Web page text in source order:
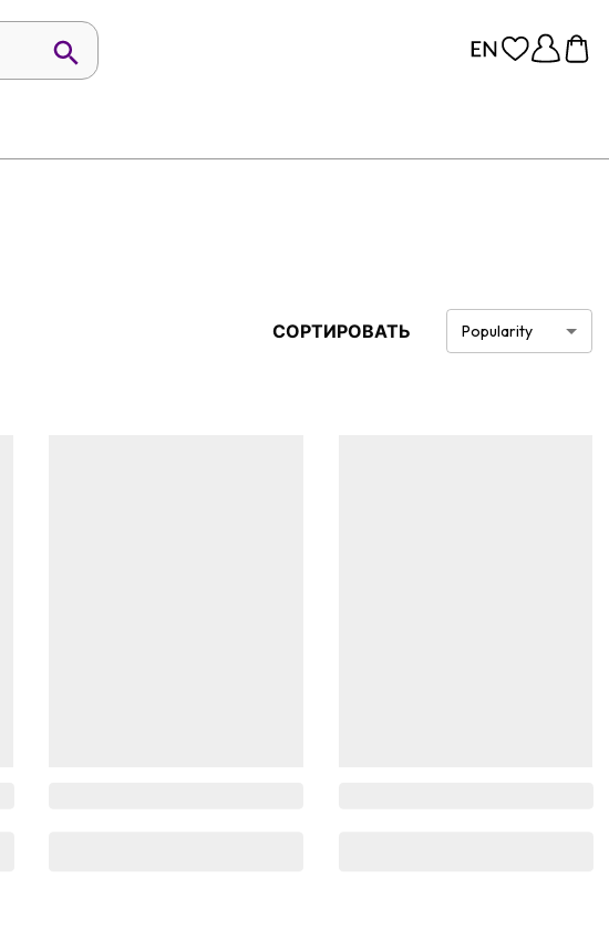
СОРТИРОВАТЬ Popularity